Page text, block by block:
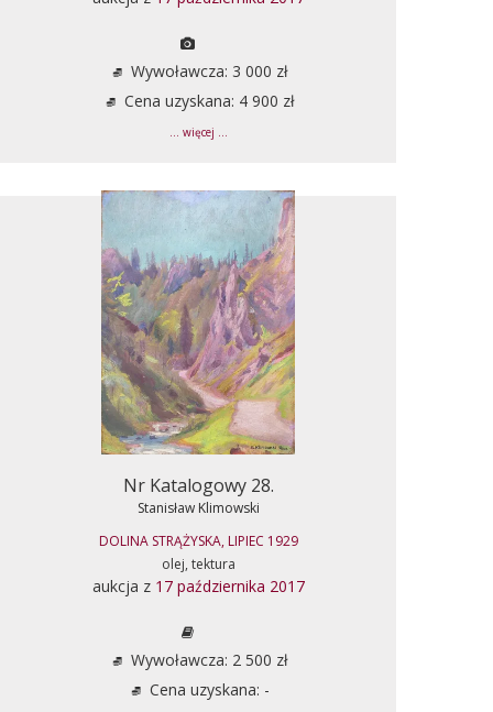
Wywoławcza: 3 000 zł
Cena uzyskana: 4 900 zł
... więcej ...
Nr Katalogowy 28.
Stanisław Klimowski
DOLINA STRĄŻYSKA, LIPIEC 1929
olej, tektura
aukcja z 17 października 2017
Wywoławcza: 2 500 zł
Cena uzyskana: -